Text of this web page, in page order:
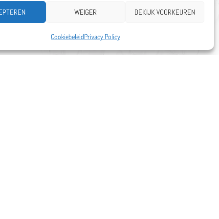
WEIGER BEKIJK VOORKEUREN
CookiebeleidPrivacy Policy